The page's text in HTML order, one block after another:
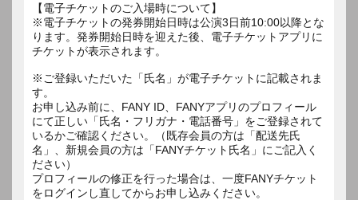
【電子チケットのご入場時について】
※電子チケットの発券開始日時は公演3日前10:00以降とな
ります。発券開始日時を迎えた後、電子チケットアプリに
チケットが表示されます。
※ご登録いただいた「氏名」が電子チケットに記載されま
す。
お申し込み前に、FANY ID、FANYアプリのプロフィール
にて正しい「氏名・フリガナ・電話番号」をご登録されて
いるかご確認ください。（既存会員の方は「配送先氏
名」、新規会員の方は「FANYチケット氏名」にご記入く
ださい）
プロフィールの修正を行った場合は、一度FANYチケット
をログインし直してからお申し込みください。